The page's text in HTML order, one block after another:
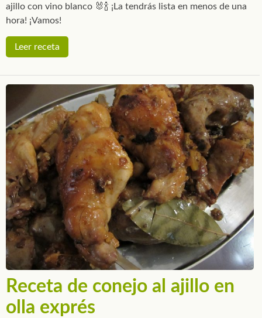
ajillo con vino blanco 🐰🍾 ¡La tendrás lista en menos de una
hora! ¡Vamos!
Leer receta
Receta de conejo al ajillo en
olla exprés